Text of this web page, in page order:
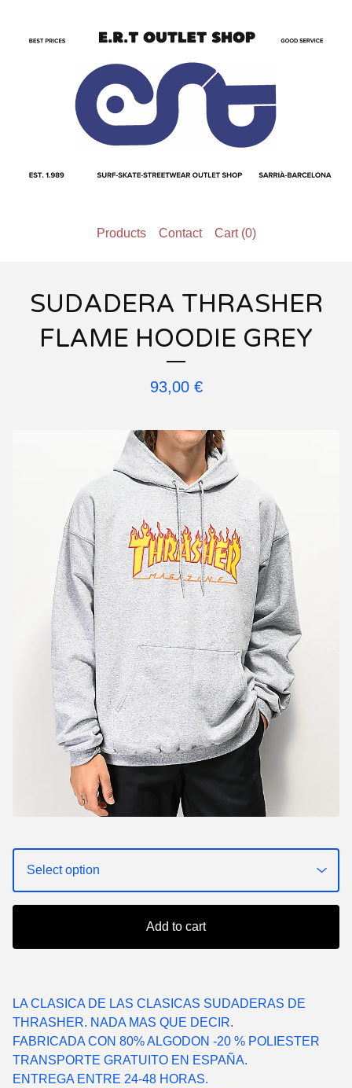
Products Contact Cart (0)
SUDADERA THRASHER
FLAME HOODIE GREY
93,00 €
Add to cart
LA CLASICA DE LAS CLASICAS SUDADERAS DE
THRASHER. NADA MAS QUE DECIR.
FABRICADA CON 80% ALGODON -20 % POLIESTER
TRANSPORTE GRATUITO EN ESPAÑA.
ENTREGA ENTRE 24-48 HORAS.